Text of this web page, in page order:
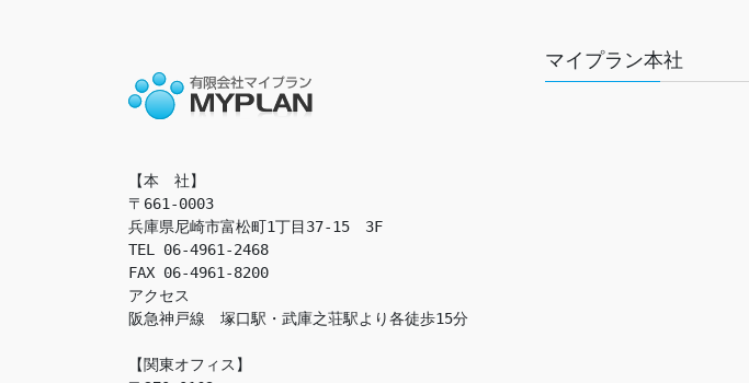
【本　社】
〒661-0003
兵庫県尼崎市富松町1丁目37-15　3F
TEL 06-4961-2468
FAX 06-4961-8200
アクセス
阪急神戸線　塚口駅・武庫之荘駅より各徒歩15分
【関東オフィス】
マイプラン本社